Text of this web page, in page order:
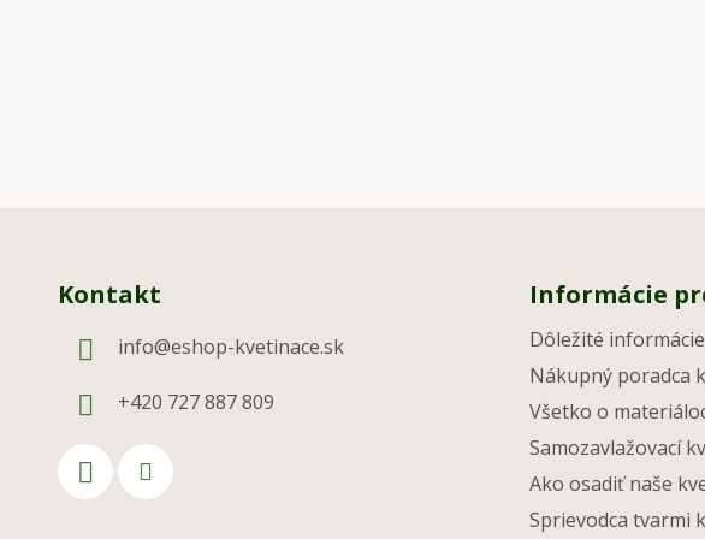
Kontakt
info@eshop-kvetinace.sk
+420 727 887 809
Informácie
Dôležité
Nákupný poradca
Všetko o
Samozavlažovací
Ako osadiť naše
Sprievodca tvarmi